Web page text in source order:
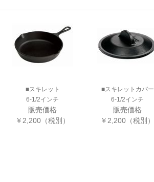
■スキレット
6-1/2インチ
販売価格
￥2,200（税別）
■スキレットカバー
6-1/2インチ
販売価格
￥2,200（税別）